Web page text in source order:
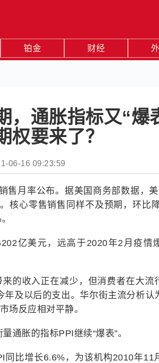
铂金 财经
通胀指标又“爆
权要来了？
06-16 09:23:59
售月率公布。据美国商务部数据，
核心零售销售同样不及预期，环比降
亿美元，远高于2020年2月疫情
的收入正在减少，但消费者在大流
及以后的支出。华尔街主流分析认
场反应相对平静。
通胀的指标PPI继续“爆表”。
比增长6.6%，为该机构2010年11